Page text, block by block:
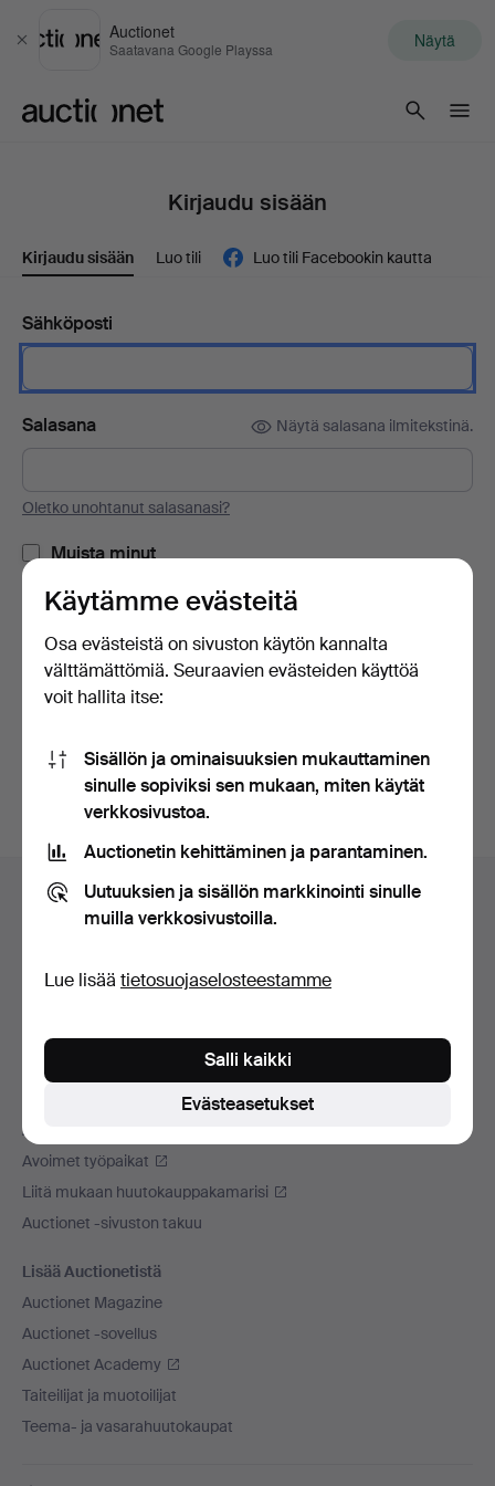
Sulje
Auctionet
Saatavana Google Playssa Näytä
Kirjaudu sisään
Kirjaudu sisään Luo tili Luo tili Facebookin kautta
Sähköposti
Salasana Näytä salasana ilmitekstinä.
Oletko unohtanut salasanasi?
Muista minut
tai kirjaudu Facebookiin täällä
Apua ja yhteystiedot
Ota yhteyttä tekniseen tukeen
Maksuvaihtoehdot
Sosiaaliset mediat
Auctionet -sivustosta
Avoimet työpaikat
Liitä mukaan huutokauppakamarisi
Auctionet -sivuston takuu
Lisää Auctionetistä
Auctionet Magazine
Auctionet -sovellus
Auctionet Academy
Taiteilijat ja muotoilijat
Teema- ja vasarahuutokaupat
Käytämme evästeitä
Osa evästeistä on sivuston käytön kannalta
välttämättömiä. Seuraavien evästeiden käyttöä
voit hallita itse:
Sisällön ja ominaisuuksien mukauttaminen
sinulle sopiviksi sen mukaan, miten käytät
verkkosivustoa.
Auctionetin kehittäminen ja parantaminen.
Uutuuksien ja sisällön markkinointi sinulle
muilla verkkosivustoilla.
Lue lisää tietosuojaselosteestamme
Evästeasetukset
Salli kaikki